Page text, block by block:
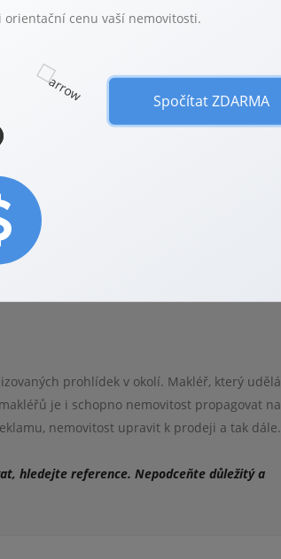
které fungují u všech koupí/prodejů. Přepis
Jejich odhadní cena, ze které vám dají
společnosti, či osobě, se kterou do obchodu
Zjistíte, že prodejní cena nemovitosti
cena a prezentace nemovitosti vám zajistí
Nebylo by škoda přijít o stovky tisíc?
radu od realitního makléře nic nedáte.
prohlídek v okolí. Makléř, který udělá
je i schopno nemovitost propagovat na
nemovitost upravit k prodeji a tak dále.
hledejte reference. Nepodceňte důležitý a
orientační cenu vaší nemovitosti.
Spočítat ZDARMA